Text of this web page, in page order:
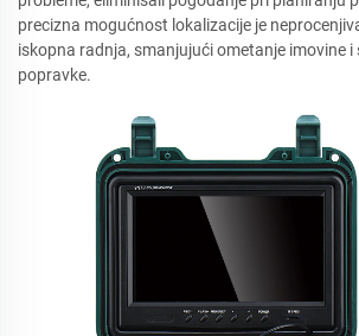
precizna mogućnost lokalizacije je
iskopna radnja, smanjujući ometanje imovine
popravke.